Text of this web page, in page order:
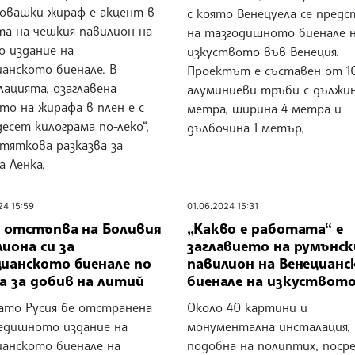
жираф е акцент в
на чешкия павилион на
издание на
биенале. В
озаглавена
на жирафа в плен е с
килограма по-леко“,
разказва за
Ленка,
с която Венецуела се
на тазгодишното биенале
изкуството във Венеция.
Проектът е съставен от
алуминиеви тръби с
метра, ширина 4 метра и
дълбочина 1 метър,
15:59
отстъпва на Боливия
си за
биенале по
за добив на литий
Русия бе отстранена
издание на
биенале на
01.06.2024 15:31
„Какво е работата“ e
заглавието на
павилион на
биенале на
Около 40 картини и
монументална инсталация,
подобна на полиптих,